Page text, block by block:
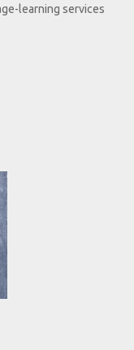
learning services